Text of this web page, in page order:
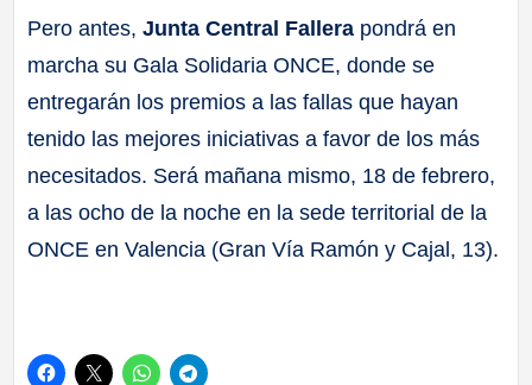
Pero antes, Junta Central Fallera pondrá en
marcha su Gala Solidaria ONCE, donde se
entregarán los premios a las fallas que hayan
tenido las mejores iniciativas a favor de los más
necesitados. Será mañana mismo, 18 de febrero,
a las ocho de la noche en la sede territorial de la
ONCE en Valencia (Gran Vía Ramón y Cajal, 13).